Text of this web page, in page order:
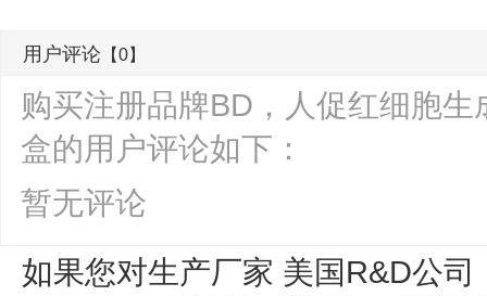
用户评论 【0】
购买注册品牌BD，人促红细胞
盒的用户评论如下：
暂无评论
如果您对生产厂家 美国R&D公司